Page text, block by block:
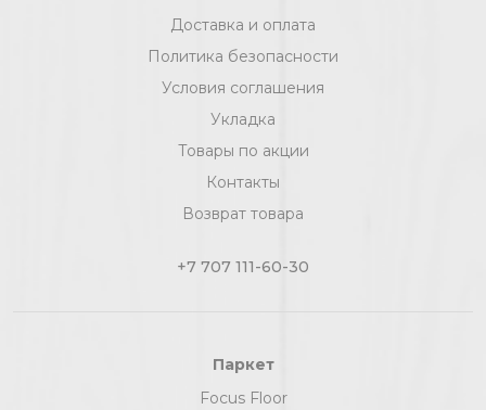
Доставка и оплата
Политика безопасности
Условия соглашения
Укладка
Товары по акции
Контакты
Возврат товара
+7 707 111-60-30
Паркет
Focus Floor